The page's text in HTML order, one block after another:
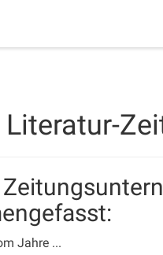
Jahre ...